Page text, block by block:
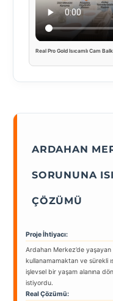
Real Pro Gold Isıcamlı Cam
ARDAHAN
SORUNUNA
ÇÖZÜMÜ
Proje İhtiyacı:
Ardahan Merkez’de
kullanamamaktan ve sürekli
işlevsel bir yaşam alanına
istiyordu.
Real Çözümü: